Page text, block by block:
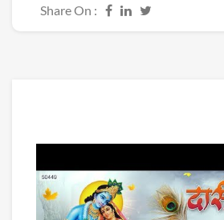
Share On :